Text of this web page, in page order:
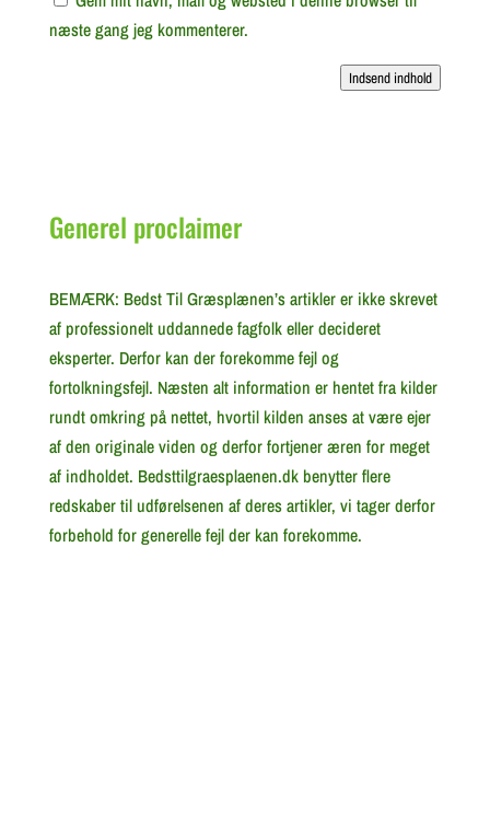
næste gang jeg kommenterer.
Indsend indhold
Generel proclaimer
BEMÆRK: Bedst Til Græsplænen’s artikler er ikke skrevet
af professionelt uddannede fagfolk eller decideret
eksperter. Derfor kan der forekomme fejl og
fortolkningsfejl. Næsten alt information er hentet fra kilder
rundt omkring på nettet, hvortil kilden anses at være ejer
af den originale viden og derfor fortjener æren for meget
af indholdet. Bedsttilgraesplaenen.dk benytter flere
redskaber til udførelsenen af deres artikler, vi tager derfor
forbehold for generelle fejl der kan forekomme.